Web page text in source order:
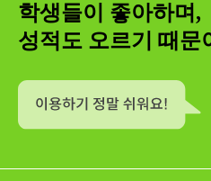
학생들이 좋아하며,
성적도 오르기 때문